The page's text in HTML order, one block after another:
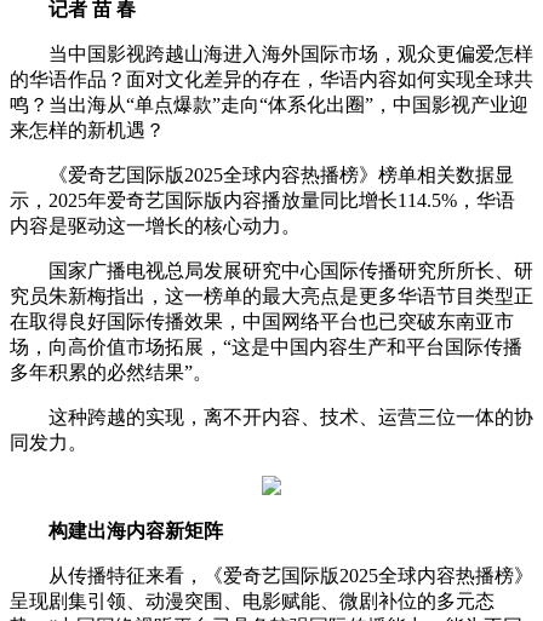
记者 苗 春
当中国影视跨越山海进入海外国际市场，观众更偏爱怎样
的华语作品？面对文化差异的存在，华语内容如何实现全球共
鸣？当出海从“单点爆款”走向“体系化出圈”，中国影视产业迎
来怎样的新机遇？
《爱奇艺国际版2025全球内容热播榜》榜单相关数据显
示，2025年爱奇艺国际版内容播放量同比增长114.5%，华语
内容是驱动这一增长的核心动力。
国家广播电视总局发展研究中心国际传播研究所所长、研
究员朱新梅指出，这一榜单的最大亮点是更多华语节目类型正
在取得良好国际传播效果，中国网络平台也已突破东南亚市
场，向高价值市场拓展，“这是中国内容生产和平台国际传播
多年积累的必然结果”。
这种跨越的实现，离不开内容、技术、运营三位一体的协
同发力。
构建出海内容新矩阵
从传播特征来看，《爱奇艺国际版2025全球内容热播榜》
呈现剧集引领、动漫突围、电影赋能、微剧补位的多元态